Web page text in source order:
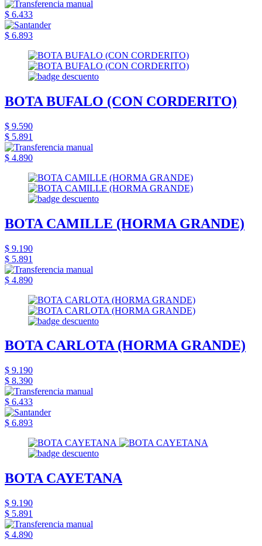
$ 6.433
$ 6.893
BOTA BUFALO (CON CORDERITO)
$ 9.590
$ 5.891
$ 4.890
BOTA CAMILLE (HORMA GRANDE)
$ 9.190
$ 5.891
$ 4.890
BOTA CARLOTA (HORMA GRANDE)
$ 9.190
$ 8.390
$ 6.433
$ 6.893
BOTA CAYETANA
$ 9.190
$ 5.891
$ 4.890